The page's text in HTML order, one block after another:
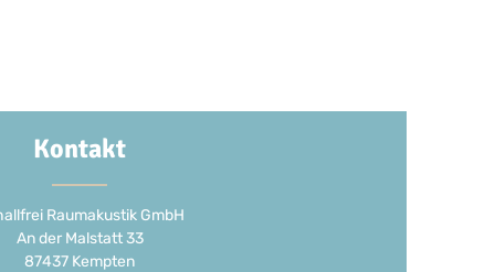
Kontakt
Raumakustik GmbH
An der Malstatt 33
87437 Kempten